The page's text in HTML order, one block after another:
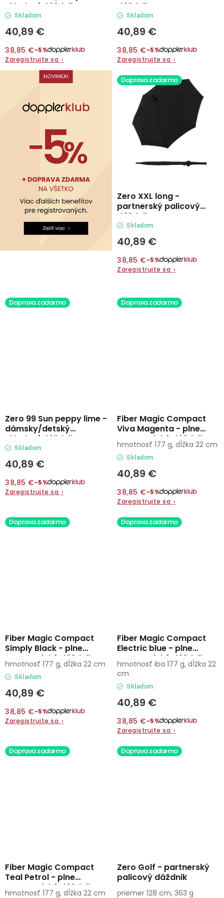
Kontakty
v
skladací dáždnik
Skladom
40,89 €
38,85 €−5%
Zaregistrujte sa ›
dáždnik
Skladom
40,89 €
38,85 €−5%
Zaregistrujte sa ›
Doprava zadarmo
Zero XXL long -
partnerský palicový
dáždnik
Skladom
40,89 €
38,85 €−5%
Zaregistrujte sa ›
Doprava zadarmo
Zero 99 Sun peppy lime -
dámsky/detský
skladací dáždnik
Skladom
40,89 €
38,85 €−5%
Zaregistrujte sa ›
Doprava zadarmo
Fiber Magic Compact
Viva Magenta - plne
automatický dáždnik
Skladom
40,89 €
38,85 €−5%
Zaregistrujte sa ›
hmotnosť 177 g, dĺžka 22 cm
Doprava zadarmo
Fiber Magic Compact
Simply Black - plne
automatický dáždnik
Skladom
40,89 €
38,85 €−5%
Zaregistrujte sa ›
hmotnosť 177 g, dĺžka 22 cm
Doprava zadarmo
Fiber Magic Compact
Electric blue - plne
automatický dáždnik
Skladom
40,89 €
38,85 €−5%
Zaregistrujte sa ›
hmotnosť iba 177 g, dĺžka 22
cm
Doprava zadarmo
Fiber Magic Compact
Teal Petrol - plne
automatický dáždnik
hmotnosť 177 g, dĺžka 22 cm
Doprava zadarmo
Zero Golf - partnerský
palicový dáždnik
priemer 128 cm, 363 g